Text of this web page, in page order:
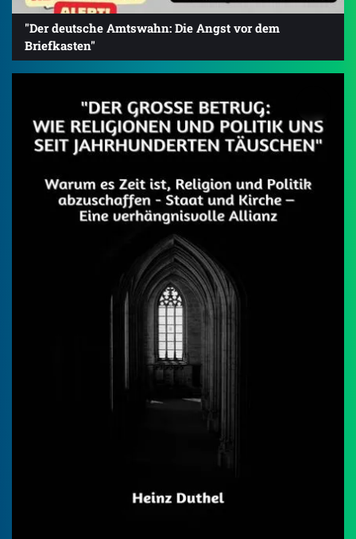
"Der deutsche Amtswahn: Die Angst vor dem
Briefkasten"